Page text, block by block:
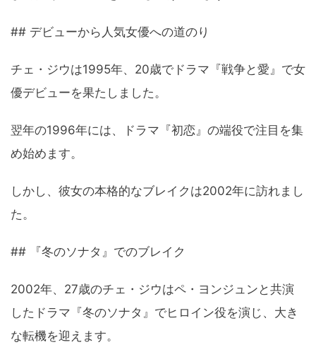
## デビューから人気女優への道のり
チェ・ジウは1995年、20歳でドラマ『戦争と愛』で女
優デビューを果たしました。
翌年の1996年には、ドラマ『初恋』の端役で注目を集
め始めます。
しかし、彼女の本格的なブレイクは2002年に訪れまし
た。
## 『冬のソナタ』でのブレイク
2002年、27歳のチェ・ジウはペ・ヨンジュンと共演
したドラマ『冬のソナタ』でヒロイン役を演じ、大き
な転機を迎えます。